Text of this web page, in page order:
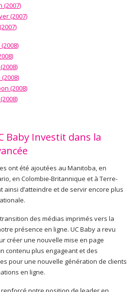
(2007)
(2007)
(2008)
Baby Investit dans la
ont été ajoutées au Manitoba, en
en Colombie-Britannique et à Terre-
ainsi d’atteindre et de servir encore plus
des médias imprimés vers la
présence en ligne. UC Baby a revu
créer une nouvelle mise en page
contenu plus engageant et des
pour une nouvelle génération de clients
en ligne.